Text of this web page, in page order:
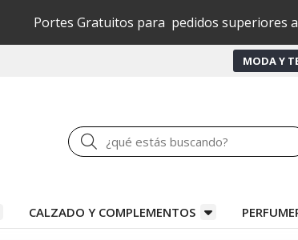
Portes Gratuitos para pedidos superiores a
MODA Y
Buscar
CALZADO Y COMPLEMENTOS